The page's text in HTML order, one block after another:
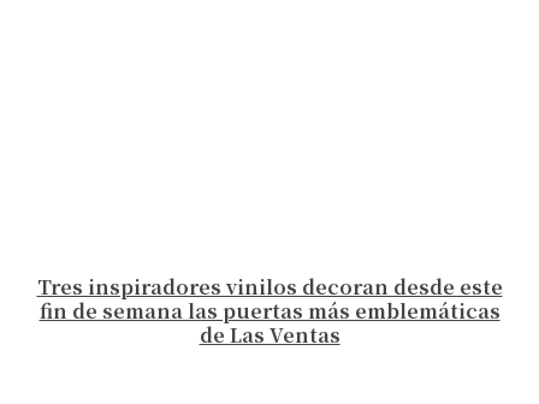
Tres inspiradores vinilos decoran desde este
fin de semana las puertas más emblemáticas
de Las Ventas